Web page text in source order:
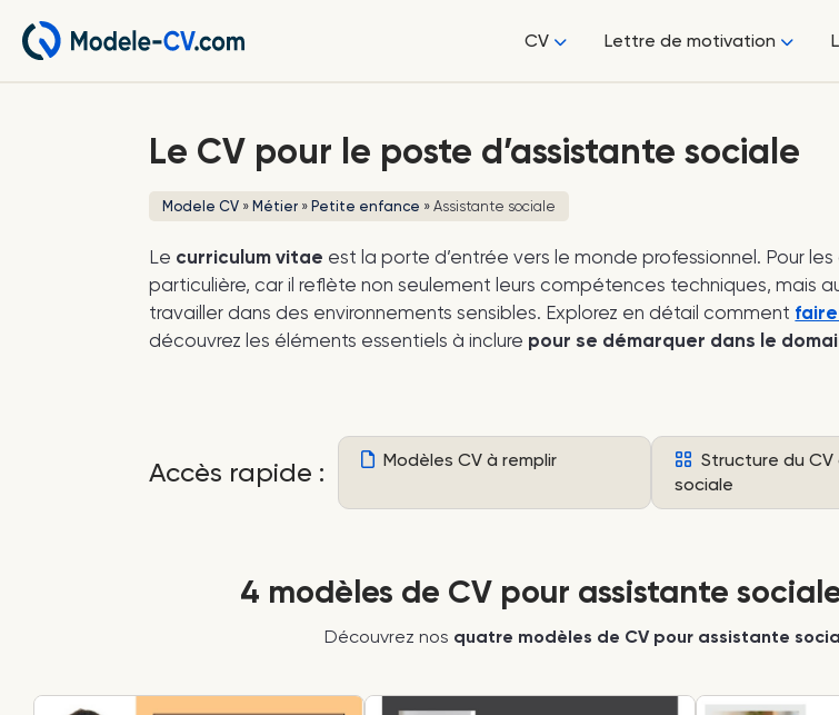
CV Lettre de motivation
Le CV pour le poste d’assistante sociale
Modele CV » Métier » Petite enfance »Assistante sociale
Le curriculum vitae est la porte d’entrée vers le monde professionnel. Pour
particulière, car il reflète non seulement leurs compétences techniques, mais
travailler dans des environnements sensibles. Explorez en détail comment
découvrez les éléments essentiels à inclure pour se démarquer dans le
Accès rapide : Modèles CV à remplir
Structure du CV
sociale
4 modèles de CV pour assistante
Découvrez nos quatre modèles de CV pour assistante